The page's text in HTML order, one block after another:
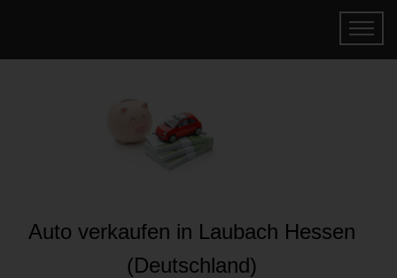
Auto verkaufen in Laubach Hessen
(Deutschland)